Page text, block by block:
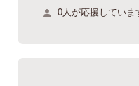
0人が応援していま